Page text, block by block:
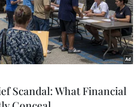
29/9 để cứu vãn tình hình.
Trump thừa nhận khả năng
là rất lớn. Các nguồn tin
cũng đã chuẩn bị sa thải
Scandal: What Financial